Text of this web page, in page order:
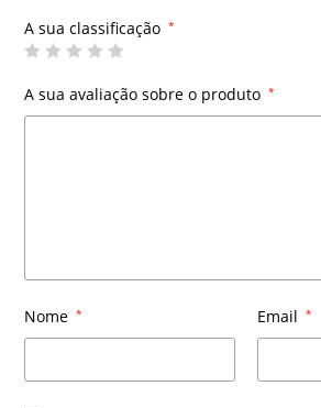
A sua classificação *
A sua avaliação sobre o produto *
Nome * Email *